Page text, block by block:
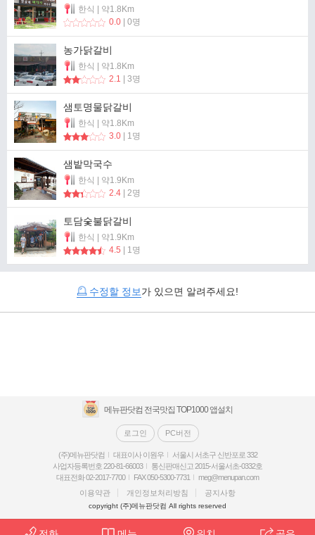
한식 | 약1.8Km
0.0 | 0명
농가닭갈비
한식 | 약1.8Km
2.1 | 3명
샘토명물닭갈비
한식 | 약1.8Km
3.0 | 1명
샘밭막국수
한식 | 약1.9Km
2.4 | 2명
토담숯불닭갈비
한식 | 약1.9Km
4.5 | 1명
수정할 정보가 있으면 알려주세요!
메뉴판닷컴 전국맛집 TOP1000 앱설치
로그인 PC버전
(주)메뉴판닷컴 대표이사 이원우
서울시 서초구 신반포로 332
사업자등록번호 220-81-66003
통신판매신고 2015-서울서초-0332호
대표전화 02-2017-7700
FAX 050-5300-7731
meg@menupan.com
이용약관
개인정보처리방침 공지사항
copyright (주)메뉴판닷컴 All rights reserved